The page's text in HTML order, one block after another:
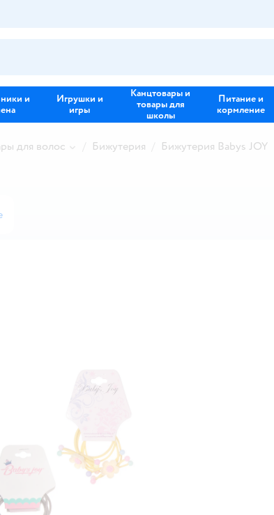
и
Игрушки и
игры
Канцтовары и
товары для
школы
Питание и
кормление
для волос Бижутерия Бижутерия Babys JOY